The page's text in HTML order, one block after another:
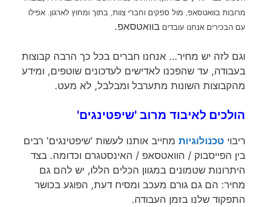
מרובות בוואטסאפ, מול ספקים וחברי צוות, בתוך ומחוץ לארגון. אפילו
עם הבכירים אנחנו עובדים בוואטסאפ.
וגם לזה יש מחיר… אנחנו חברים בכל כך הרבה קבוצות
בעבודה, עד שהפכנו לאדישים לעדכונים שוטפים, ומידע
מהקבוצות השונות מתערבל ומבלבל, לא מעט.
הולכים לאיבוד מרוב 'שיפטינגים'
ריבוי טכנולוגיות מחייב אותנו לעשות 'שיפטינגים' רבים
בין הפייסבוק / הוואטסאפ / האינסטגרם וכדומה. בצד
היתרונות שטמונים במגוון הכלים הללו, יש להם גם
מחיר: הם גם גורם מעכב ומסיח דעת, הפוגע בכושר
התפקוד שלנו בזמן העבודה.